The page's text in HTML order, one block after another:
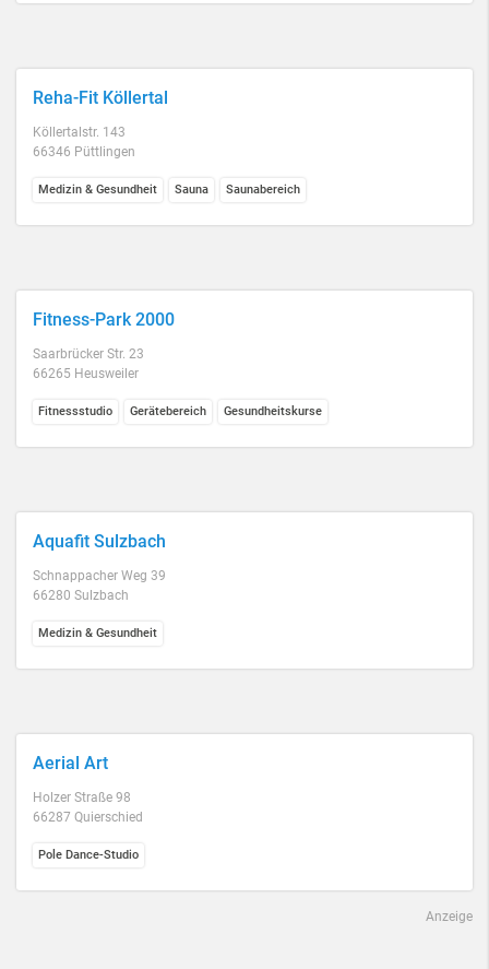
Reha-Fit Köllertal
Köllertalstr. 143
66346 Püttlingen
Medizin & Gesundheit Sauna Saunabereich
Fitness-Park 2000
Saarbrücker Str. 23
66265 Heusweiler
Fitnessstudio Gerätebereich Gesundheitskurse
Aquafit Sulzbach
Schnappacher Weg 39
66280 Sulzbach
Medizin & Gesundheit
Aerial Art
Holzer Straße 98
66287 Quierschied
Pole Dance-Studio
Anzeige